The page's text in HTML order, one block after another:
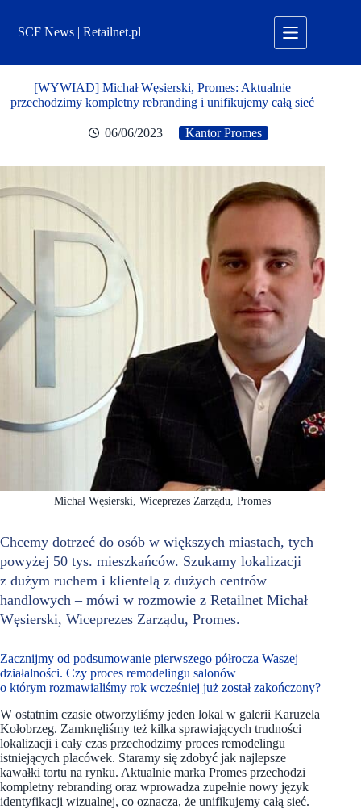
treściSCF News | Retailnet.pl
[WYWIAD] Michał Węsierski, Promes: Aktualnie
przechodzimy kompletny rebranding i unifikujemy całą sieć
06/06/2023 Kantor Promes
Michał Węsierski, Wiceprezes Zarządu, Promes
Chcemy dotrzeć do osób w większych miastach, tych
powyżej 50 tys. mieszkańców. Szukamy lokalizacji
z dużym ruchem i klientelą z dużych centrów
handlowych – mówi w rozmowie z Retailnet Michał
Węsierski, Wiceprezes Zarządu, Promes.
Zacznijmy od podsumowanie pierwszego półrocza Waszej
działalności. Czy proces remodelingu salonów
o którym rozmawialiśmy rok wcześniej już został zakończony?
W ostatnim czasie otworzyliśmy jeden lokal w galerii Karuzela
Kołobrzeg. Zamknęliśmy też kilka sprawiających trudności
lokalizacji i cały czas przechodzimy proces remodelingu
istniejących placówek. Staramy się zdobyć jak najlepsze
kawałki tortu na rynku. Aktualnie marka Promes przechodzi
kompletny rebranding oraz wprowadza zupełnie nowy język
identyfikacji wizualnej, co oznacza, że unifikujemy całą sieć.